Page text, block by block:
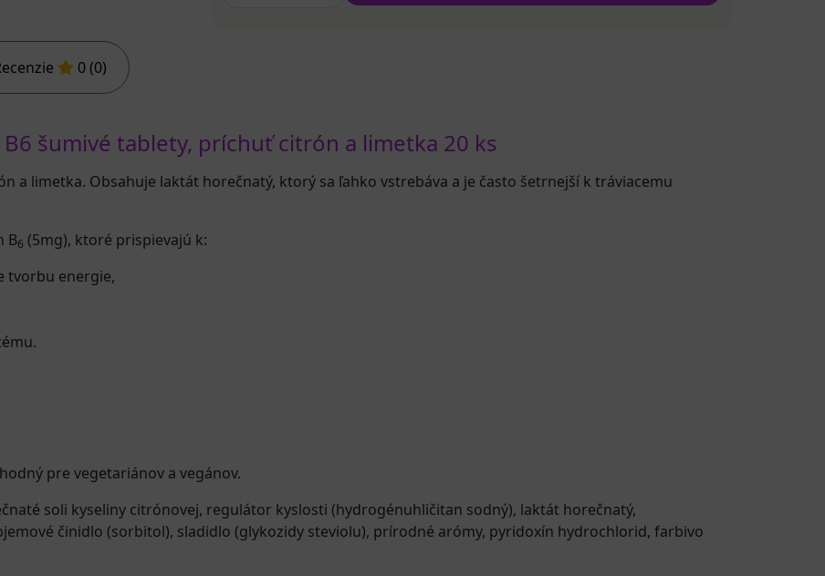
0 (0)
šumivé tablety, príchuť citrón a limetka 20 ks
a limetka. Obsahuje laktát horečnatý, ktorý sa ľahko vstrebáva a je často šetrnejší k tráviacemu
B6 (5mg), ktoré prispievajú k:
tvorbu energie,
pre vegetariánov a vegánov.
soli kyseliny citrónovej, regulátor kyslosti (hydrogénuhličitan sodný), laktát horečnatý,
činidlo (sorbitol), sladidlo (glykozidy steviolu), prírodné arómy, pyridoxín hydrochlorid, farbivo